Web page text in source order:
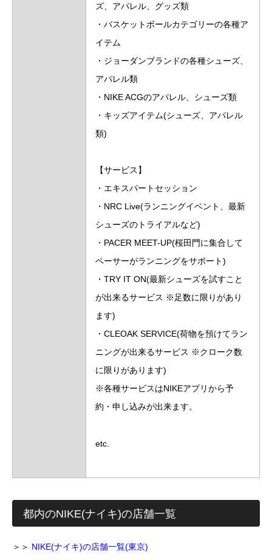
ズ、アパレル、グッズ類
・バスケットボールカテゴリーの各種ア
イテム
・ジョーダンブランドの各種シューズ、
アパレル類
・NIKE ACGのアパレル、シューズ類
・キッズアイテム(シューズ、アパレル
類)
【サービス】
・エキスパートセッション
・NRC Live(ランニングイベント、最新
シューズのトライアルなど)
・PACER MEET-UP(桜田門に集合して
ペーサーがランニングをサポート)
・TRY IT ON(最新シューズを試すこと
が出来るサービス ※足数に限りがあり
ます)
・CLEOAK SERVICE(荷物を預けてラン
ニングが出来るサービス ※クローク数
に限りがあります)
※各種サービスはNIKEアプリから予
約・申し込みが出来ます。
etc.
都内のNIKE(ナイキ)の店舗一覧
＞＞ NIKE(ナイキ)の店舗一覧(東京)